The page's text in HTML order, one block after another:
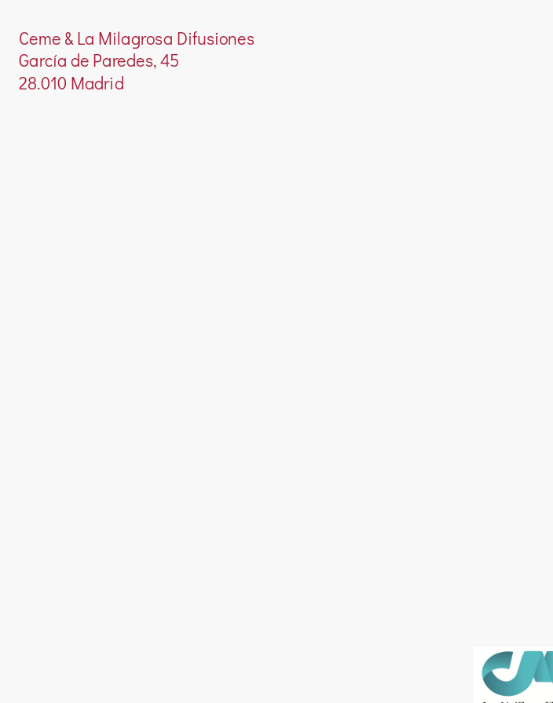
Ceme & La Milagrosa Difusiones
García de Paredes, 45
28.010 Madrid